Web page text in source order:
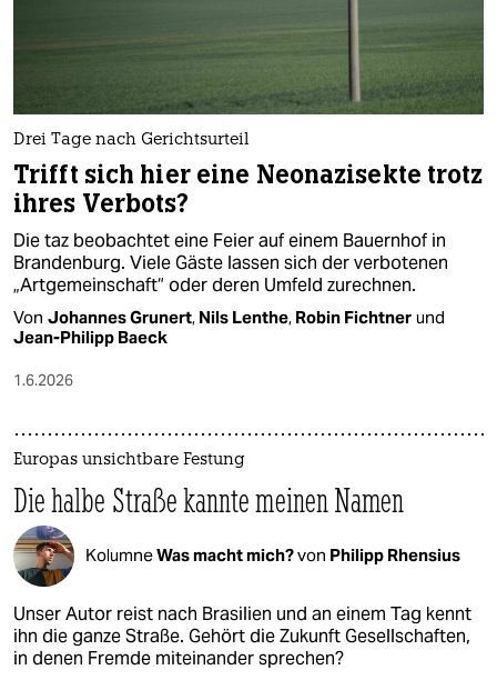
Drei Tage nach Gerichtsurteil
Trifft sich hier eine Neonazisekte trotz
ihres Verbots?
Die taz beobachtet eine Feier auf einem Bauernhof in
Brandenburg. Viele Gäste lassen sich der verbotenen
„Artgemeinschaft“ oder deren Umfeld zurechnen.
Von Johannes Grunert, Nils Lenthe, Robin Fichtner und
Jean-Philipp Baeck
1.6.2026
Europas unsichtbare Festung
Die halbe Straße kannte meinen Namen
KolumneWas macht mich?von Philipp Rhensius
Unser Autor reist nach Brasilien und an einem Tag kennt
ihn die ganze Straße. Gehört die Zukunft Gesellschaften,
in denen Fremde miteinander sprechen?